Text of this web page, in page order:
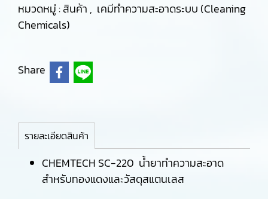
หมวดหมู่ :สินค้า , เคมีทำความสะอาดระบบ (Cleaning
Chemicals)
Share
รายละเอียดสินค้า
CHEMTECH SC-220 น้ำยาทำความสะอาด
สำหรับทองแดงและวัสดุสแตนเลส